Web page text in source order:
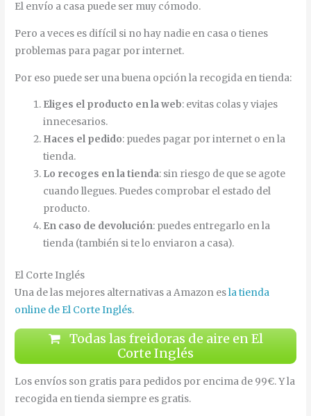
El envío a casa puede ser muy cómodo.
Pero a veces es difícil si no hay nadie en casa o tienes
problemas para pagar por internet.
Por eso puede ser una buena opción la recogida en tienda:
Eliges el producto en la web: evitas colas y viajes
innecesarios.
Haces el pedido: puedes pagar por internet o en la
tienda.
Lo recoges en la tienda: sin riesgo de que se agote
cuando llegues. Puedes comprobar el estado del
producto.
En caso de devolución: puedes entregarlo en la
tienda (también si te lo enviaron a casa).
El Corte Inglés
Una de las mejores alternativas a Amazon esla tienda
online de El Corte Inglés.
Todas las freidoras de aire en El
Corte Inglés
Los envíos son gratis para pedidos por encima de 99€. Y la
recogida en tienda siempre es gratis.